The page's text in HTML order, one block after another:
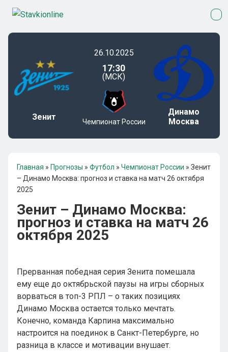
Зенит
26.10.2025
17:30
(МСК)
Чемпионат России
Динамо
Москва
Главная » Прогнозы » Футбол » Чемпионат России » Зенит
– Динамо Москва: прогноз и ставка на матч 26 октября
2025
Зенит – Динамо Москва:
прогноз и ставка на матч 26
октября 2025
Прерванная победная серия Зенита помешала
ему еще до октябрьской паузы на игры сборных
ворваться в топ-3 РПЛ – о таких позициях
Динамо Москва остается только мечтать.
Конечно, команда Карпина максимально
настроится на поединок в Санкт-Петербурге, но
разница в классе и мотивации внушает.